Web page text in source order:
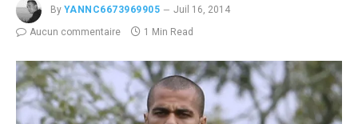
By YANNC6673969905
Juil 16, 2014
Aucun commentaire
1 Min Read